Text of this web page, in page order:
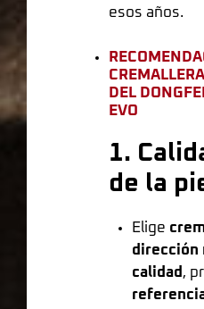
esos años.
DEL
EVO
1.
de la
Elige
dirección
calidad ,